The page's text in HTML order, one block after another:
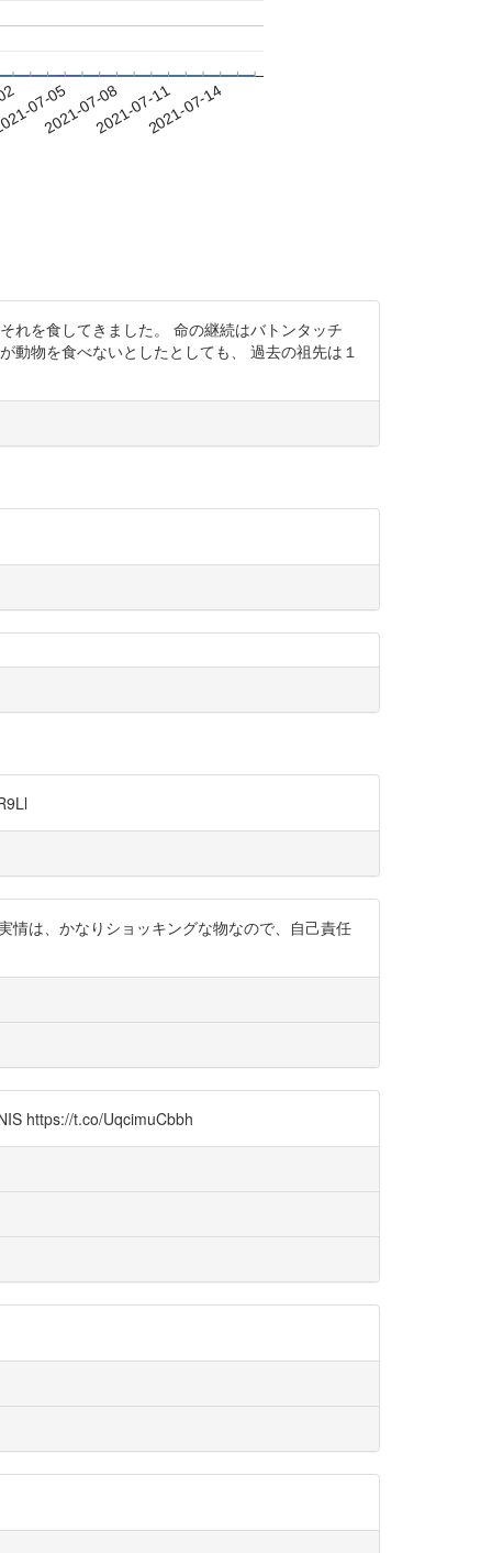
07-05
2021-07-082021-07-112021-07-14
れを食してきました。 命の継続はバトンタッチ
動物を食べないとしたとしても、 過去の祖先は１
情は、かなりショッキングな物なので、自己責任
https://t.co/UqcimuCbbh